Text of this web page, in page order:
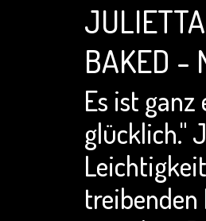
BAKED -
Es ist
glücklich."
treibenden